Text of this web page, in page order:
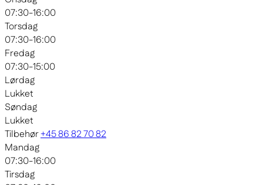
07:30-16:00
Torsdag
07:30-16:00
Fredag
07:30-15:00
Lørdag
Lukket
Søndag
Lukket
Tilbehør+45 86 82 70 82
Mandag
07:30-16:00
Tirsdag